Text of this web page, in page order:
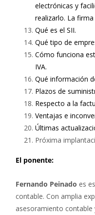
electrónicas y
realizarlo. La
Qué es el SII.
Qué tipo de
Cómo funciona
IVA.
Qué información
Plazos de
Respecto a la
Ventajas e
Últimas
Próxima
El ponente:
Fernando Peinado es
contable. Con amplia
asesoramiento